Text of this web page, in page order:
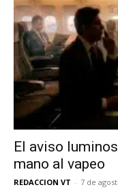
El aviso
mano al vapeo
REDACCION VT - 7 de